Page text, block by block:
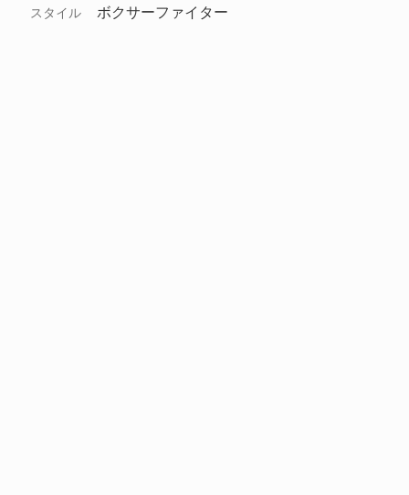
スタイル ボクサーファイター